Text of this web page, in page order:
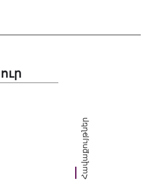
Հավաքույթներ